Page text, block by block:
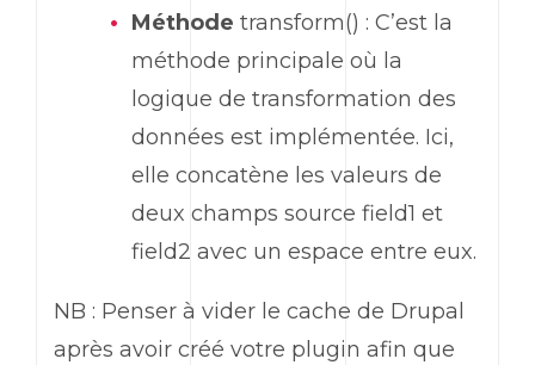
Méthode transform() : C’est la
méthode principale où la
logique de transformation des
données est implémentée. Ici,
elle concatène les valeurs de
deux champs source field1 et
field2 avec un espace entre eux.
NB : Penser à vider le cache de Drupal
après avoir créé votre plugin afin que